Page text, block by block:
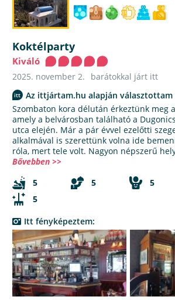
Koktélparty
Kiváló
2025. november 2.
barátokkal járt itt
Az ittjártam.hu alapján választottam
Szombaton kora délután érkeztünk meg
amely a belvárosban található a
utca elején. Már a pár évvel ezelőtti
alkalmával is szerettünk volna ide
róla, mert tele volt. Nagyon népszerű
Bővebben >>
5
5 5
5
Itt fényképeztem: